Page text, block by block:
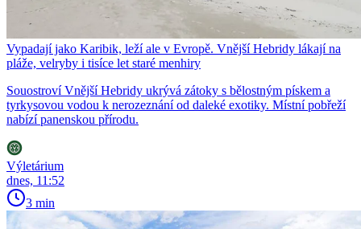
Vypadají jako Karibik, leží ale v Evropě. Vnější Hebridy lákají na
pláže, velryby i tisíce let staré menhiry
Souostroví Vnější Hebridy ukrývá zátoky s bělostným pískem a
tyrkysovou vodou k nerozeznání od daleké exotiky. Místní pobřeží
nabízí panenskou přírodu.
Výletárium
dnes, 11:52
3 min